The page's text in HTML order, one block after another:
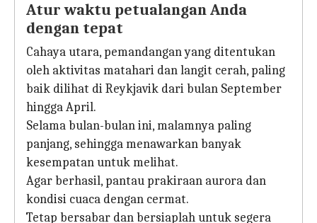
Atur waktu petualangan Anda
dengan tepat
Cahaya utara, pemandangan yang ditentukan
oleh aktivitas matahari dan langit cerah, paling
baik dilihat di Reykjavik dari bulan September
hingga April.
Selama bulan-bulan ini, malamnya paling
panjang, sehingga menawarkan banyak
kesempatan untuk melihat.
Agar berhasil, pantau prakiraan aurora dan
kondisi cuaca dengan cermat.
Tetap bersabar dan bersiaplah untuk segera